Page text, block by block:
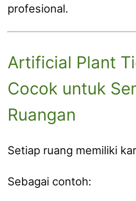
profesional.
Artificial Plant
Cocok untuk
Ruangan
Setiap ruang memiliki
Sebagai contoh: